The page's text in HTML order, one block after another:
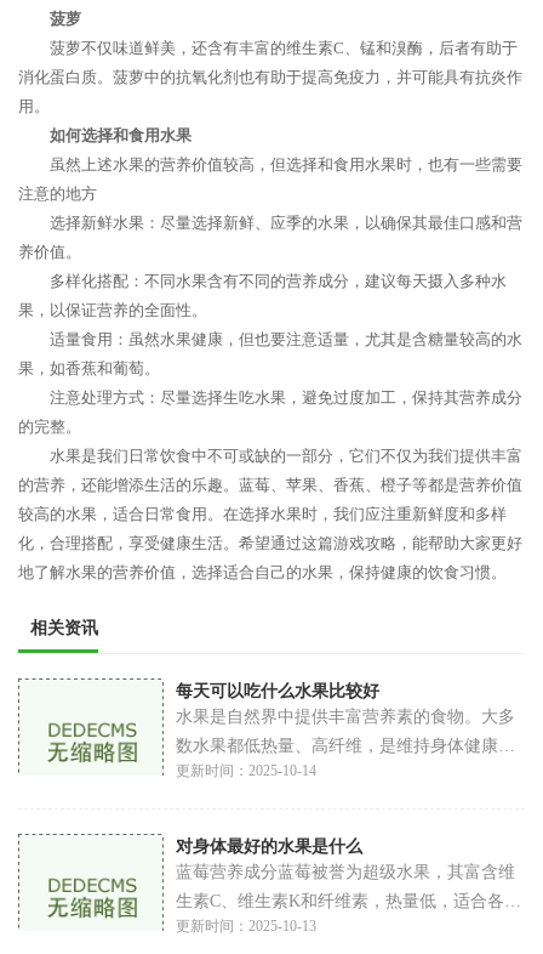
菠萝
菠萝不仅味道鲜美，还含有丰富的维生素C、锰和溴酶，后者有助于
消化蛋白质。菠萝中的抗氧化剂也有助于提高免疫力，并可能具有抗炎作
用。
如何选择和食用水果
虽然上述水果的营养价值较高，但选择和食用水果时，也有一些需要
注意的地方
选择新鲜水果：尽量选择新鲜、应季的水果，以确保其最佳口感和营
养价值。
多样化搭配：不同水果含有不同的营养成分，建议每天摄入多种水
果，以保证营养的全面性。
适量食用：虽然水果健康，但也要注意适量，尤其是含糖量较高的水
果，如香蕉和葡萄。
注意处理方式：尽量选择生吃水果，避免过度加工，保持其营养成分
的完整。
水果是我们日常饮食中不可或缺的一部分，它们不仅为我们提供丰富
的营养，还能增添生活的乐趣。蓝莓、苹果、香蕉、橙子等都是营养价值
较高的水果，适合日常食用。在选择水果时，我们应注重新鲜度和多样
化，合理搭配，享受健康生活。希望通过这篇游戏攻略，能帮助大家更好
地了解水果的营养价值，选择适合自己的水果，保持健康的饮食习惯。
相关资讯
每天可以吃什么水果比较好
水果是自然界中提供丰富营养素的食物。大多
数水果都低热量、高纤维，是维持身体健康的
理想选择。以下是水果的主要营养成分维生
等，有助
更新时间：2025-10-14
对身体最好的水果是什么
蓝莓营养成分蓝莓被誉为超级水果，其富含维
生素C、维生素K和纤维素，热量低，适合各类
人群。健康益处抗氧化特性：蓝莓含有丰富的
更新时间：2025-10-13